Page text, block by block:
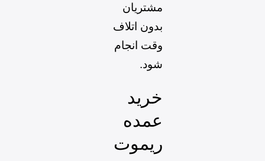
مشتریان
بدون اتلاف
وقت انجام
شود.
خرید
عمده
ریموت